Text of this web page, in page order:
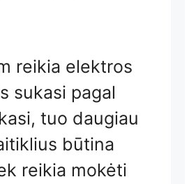
reikia elektros
sukasi pagal
tuo daugiau
būtina
reikia mokėti